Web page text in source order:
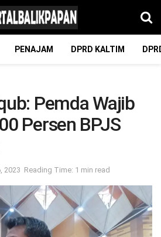
PENAJAM DPRD KALTIM
Pemda Wajib
Persen BPJS
2023 Reading Time: 1 min read